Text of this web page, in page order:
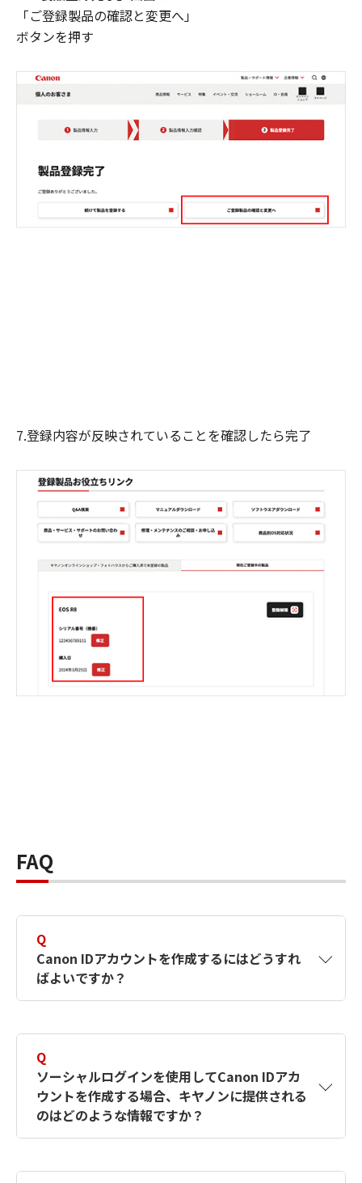
「ご登録製品の確認と変更へ」
ボタンを押す
7.登録内容が反映されていることを確認したら完了
FAQ
Q
Canon IDアカウントを作成するにはどうすれ
ばよいですか？
す。詳しい作成方法は【カメラ】Canon IDとは
何ですか？Canon IDの作成方法は？をご確認く
ださい。
Q
ソーシャルログインを使用してCanon IDアカ
ウントを作成する場合、キヤノンに提供される
のはどのような情報ですか？